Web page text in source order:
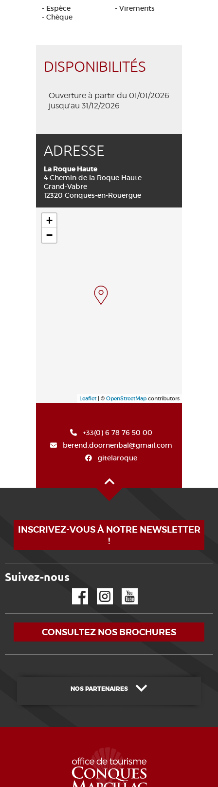
- Espèce
- Virements
- Chèque
DISPONIBILITÉS
Ouverture à partir du 01/01/2026
jusqu'au 31/12/2026
ADRESSE
La Roque Haute
4 Chemin de la Roque Haute
Grand-Vabre
12320 Conques-en-Rouergue
+
−
Leaflet| © OpenStreetMap contributors
+33(0) 6 78 76 50 00
berend.doornenbal@gmail.com
gitelaroque
INSCRIVEZ-VOUS À NOTRE NEWSLETTER
!
Suivez-nous
CONSULTEZ NOS BROCHURES
NOS PARTENAIRES